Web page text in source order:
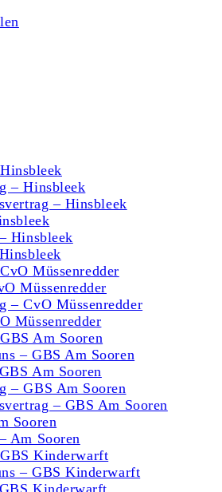
– Hinsbleek
– Hinsbleek
Hinsbleek
Müssenredder
Müssenredder
– CvO Müssenredder
Müssenredder
Am Sooren
– GBS Am Sooren
Am Sooren
– GBS Am Sooren
– GBS Am Sooren
Sooren
Am Sooren
Kinderwarft
– GBS Kinderwarft